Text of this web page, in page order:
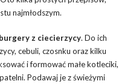
najmłodszym.
z ciecierzycy. Do ich
cebuli, czosnku oraz kilku
i formować małe kotleciki,
Podawaj je z świeżymi